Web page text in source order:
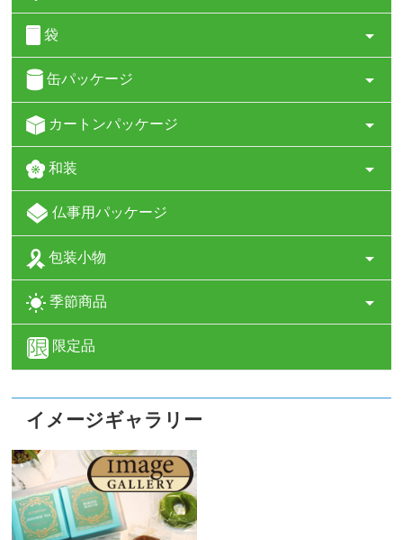
袋
缶パッケージ
カートンパッケージ
和装
仏事用パッケージ
包装小物
季節商品
限定品
イメージギャラリー